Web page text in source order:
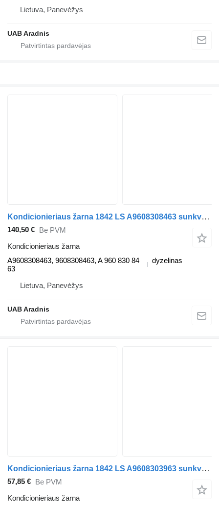
Lietuva, Panevėžys
UAB Aradnis
Kondicionieriaus žarna 1842 LS A9608308463 sunkvežimio Mercedes-Benz ACTROS MP4
140,50 € Be PVM
Kondicionieriaus žarna
A9608308463, 9608308463, A 960 830 84
63
dyzelinas
Lietuva, Panevėžys
UAB Aradnis
Kondicionieriaus žarna 1842 LS A9608303963 sunkvežimio Mercedes-Benz ACTROS MP4
57,85 € Be PVM
Kondicionieriaus žarna